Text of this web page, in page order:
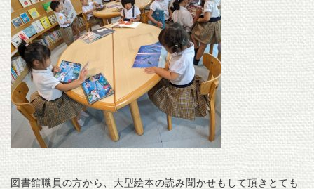
図書館職員の方から、大型絵本の読み聞かせもして頂きとても